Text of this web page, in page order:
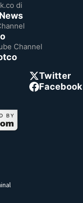
di
Channel
Twitter
Facebook